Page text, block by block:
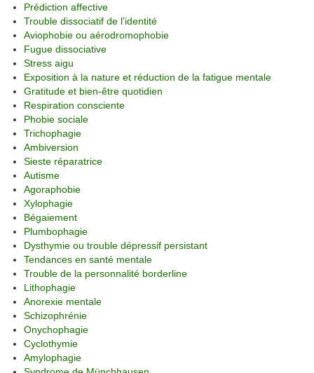
Prédiction affective
Trouble dissociatif de l’identité
Aviophobie ou aérodromophobie
Fugue dissociative
Stress aigu
Exposition à la nature et réduction de la fatigue mentale
Gratitude et bien-être quotidien
Respiration consciente
Phobie sociale
Trichophagie
Ambiversion
Sieste réparatrice
Autisme
Agoraphobie
Xylophagie
Bégaiement
Plumbophagie
Dysthymie ou trouble dépressif persistant
Tendances en santé mentale
Trouble de la personnalité borderline
Lithophagie
Anorexie mentale
Schizophrénie
Onychophagie
Cyclothymie
Amylophagie